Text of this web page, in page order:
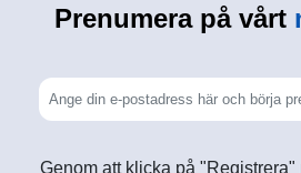
Prenumera på vårt
Genom att klicka på "Registrera"